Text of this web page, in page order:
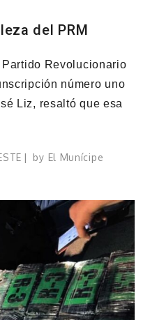
del PRM
Revolucionario
número uno
Liz, resaltó que esa
by El Munícipe